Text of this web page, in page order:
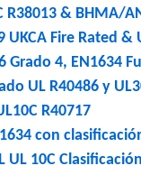
& BHMA/
Fire Rated &
Grado 4, EN1634
UL R40486 y
R40717
con
10C